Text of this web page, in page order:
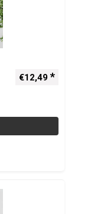
€12,49